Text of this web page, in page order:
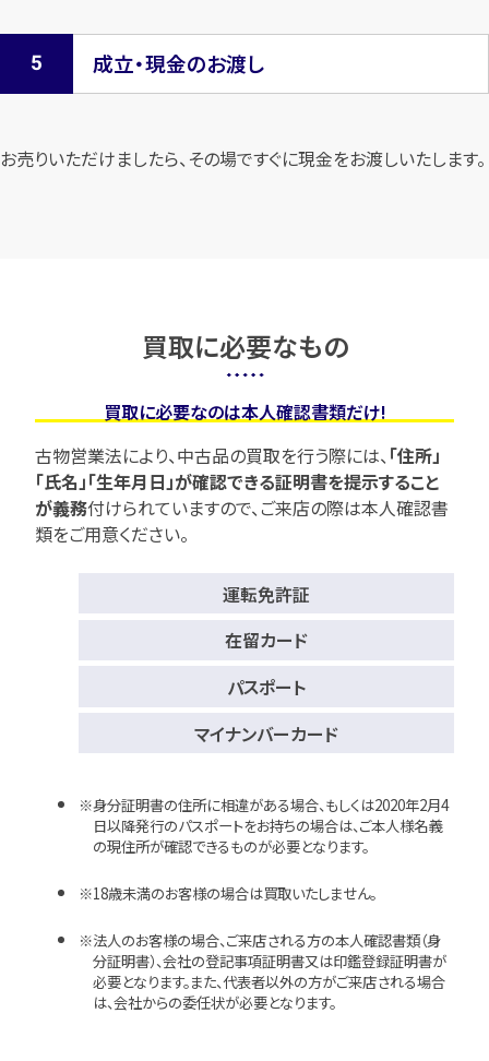
成立・現金のお渡し
お売りいただけましたら、その場ですぐに現金をお渡しいたします。
買取に必要なもの
買取に必要なのは本人確認書類だけ!
古物営業法により、中古品の買取を行う際には、「住所」
「氏名」「生年月日」が確認できる証明書を提示すること
が義務付けられていますので、ご来店の際は本人確認書
類をご用意ください。
運転免許証
在留カード
パスポート
マイナンバーカード
身分証明書の住所に相違がある場合、もしくは2020年2月4
日以降発行のパスポートをお持ちの場合は、ご本人様名義
の現住所が確認できるものが必要となります。
18歳未満のお客様の場合は買取いたしません。
法人のお客様の場合、ご来店される方の本人確認書類（身
分証明書）、会社の登記事項証明書又は印鑑登録証明書が
必要となります。また、代表者以外の方がご来店される場合
は、会社からの委任状が必要となります。